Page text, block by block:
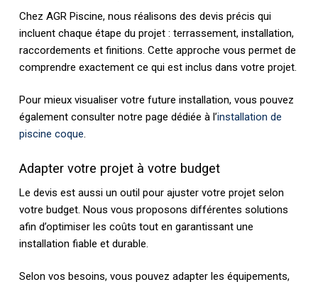
Chez AGR Piscine, nous réalisons des devis précis qui
incluent chaque étape du projet : terrassement, installation,
raccordements et finitions. Cette approche vous permet de
comprendre exactement ce qui est inclus dans votre projet.
Pour mieux visualiser votre future installation, vous pouvez
également consulter notre page dédiée à l’installation de
piscine coque.
Adapter votre projet à votre budget
Le devis est aussi un outil pour ajuster votre projet selon
votre budget. Nous vous proposons différentes solutions
afin d’optimiser les coûts tout en garantissant une
installation fiable et durable.
Selon vos besoins, vous pouvez adapter les équipements,